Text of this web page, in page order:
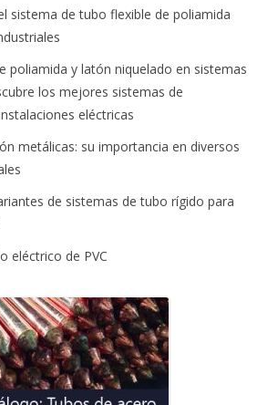
sistema de tubo flexible de poliamida
poliamida y latón niquelado en sistemas
los mejores sistemas de
eléctricas
metálicas: su importancia en diversos
de sistemas de tubo rígido para
eléctrico de PVC